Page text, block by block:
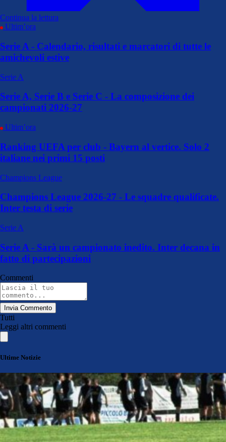
Continua la lettura
Ultim’ora
Serie A - Calendario, risultati e marcatori di tutte le
amichevoli estive
Serie A
Serie A, Serie B e Serie C - La composizione dei
campionati 2026-27
Ultim’ora
Ranking UEFA per club - Bayern al vertice. Solo 2
italiane nei primi 15 posti
Champions League
Champions League 2026-27 - Le squadre qualificate.
Inter testa di serie
Serie A
Serie A - Sarà un campionato inedito. Inter decana in
fatto di partecipazioni
Commenti
Invia Commento
Tutti
Leggi altri commenti
Ultime Notizie